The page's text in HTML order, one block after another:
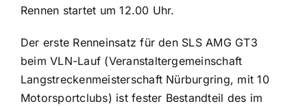
Rennen startet um 12.00 Uhr.
Der erste Renneinsatz für den SLS AMG GT3
beim VLN-Lauf (Veranstaltergemeinschaft
Langstreckenmeisterschaft Nürburgring, mit 10
Motorsportclubs) ist fester Bestandteil des im